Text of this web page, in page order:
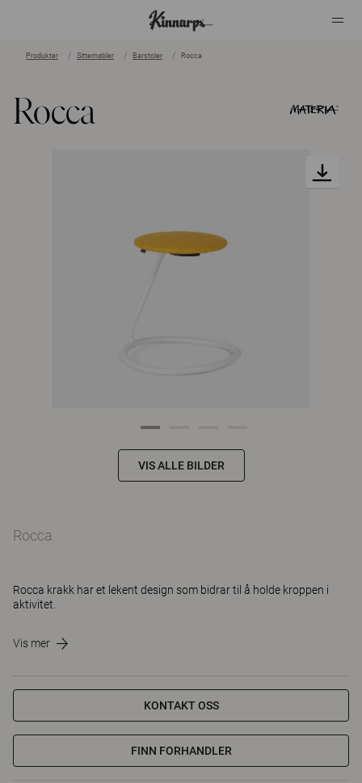
Produkter Sittemøbler Barstoler Rocca
Rocca
VIS ALLE BILDER
Rocca
Rocca krakk har et lekent design som bidrar til å holde kroppen i
aktivitet.
Vis mer
KONTAKT OSS
FINN FORHANDLER